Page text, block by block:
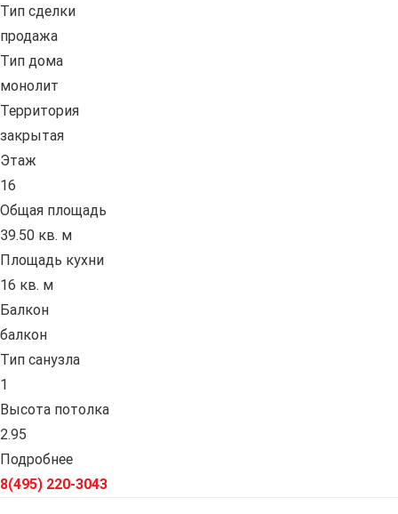
Тип сделки
продажа
Тип дома
монолит
Территория
закрытая
Этаж
16
Общая площадь
39.50 кв. м
Площадь кухни
16 кв. м
Балкон
балкон
Тип санузла
1
Высота потолка
2.95
Подробнее
8(495) 220-3043